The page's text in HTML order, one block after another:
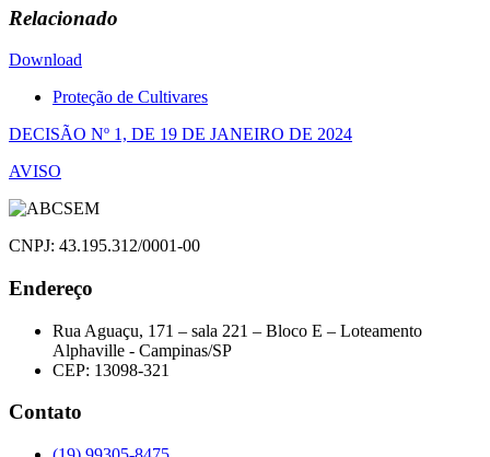
Relacionado
Download
Proteção de Cultivares
Navegação
de
Post
DECISÃO Nº 1, DE 19 DE JANEIRO DE 2024
AVISO
CNPJ: 43.195.312/0001-00
Endereço
Rua Aguaçu, 171 – sala 221 – Bloco E – Loteamento
Alphaville - Campinas/SP
CEP: 13098-321
Contato